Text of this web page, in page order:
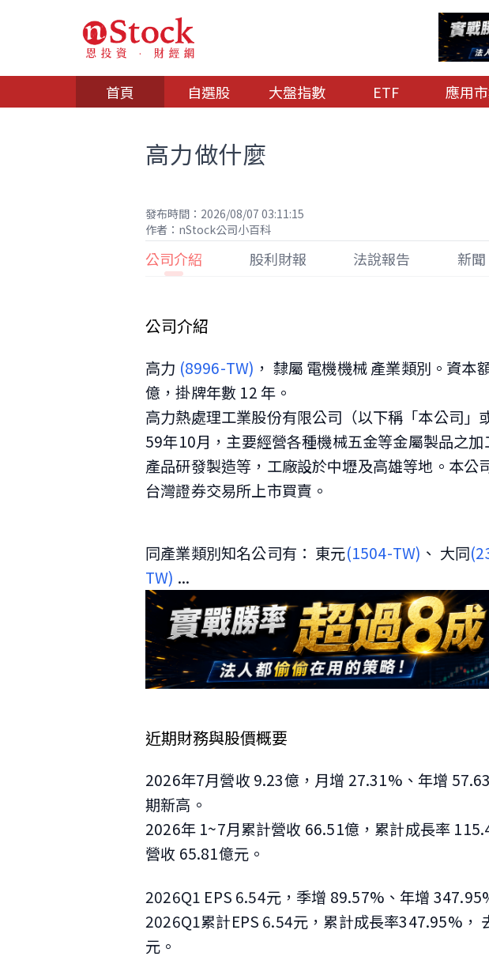
首頁 自選股 大盤指數 ETF 應用
高力做什麼
發布時間：2026/08/07 03:11:15
作者：nStock公司小百科
公司介紹 股利財報 法說報告 新聞
公司介紹
高力 (8996-TW) ， 隸屬 電機機械 產業類別。資本
億，掛牌年數 12 年。
高力熱處理工業股份有限公司（以下稱「本公司」
59年10月，主要經營各種機械五金等金屬製品之
產品研發製造等，工廠設於中壢及高雄等地。本公
台灣證券交易所上市買賣。
同產業類別知名公司有： 東元(1504-TW) 、 大同
TW) ...
近期財務與股價概要
2026年7月營收 9.23億，月增 27.31%、年增
期新高 。
2026年 1~7月累計營收 66.51億，累計成長率
營收 65.81億元。
2026Q1 EPS 6.54元，季增 89.57%、年增
2026Q1累計EPS 6.54元，累計成長率347.95%，
元。